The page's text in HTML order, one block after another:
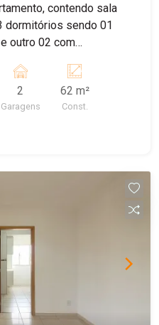
contendo sala
dormitórios sendo 01
outro 02 com
Possui 02 vagas
2
Garagens
62 m²
Const.